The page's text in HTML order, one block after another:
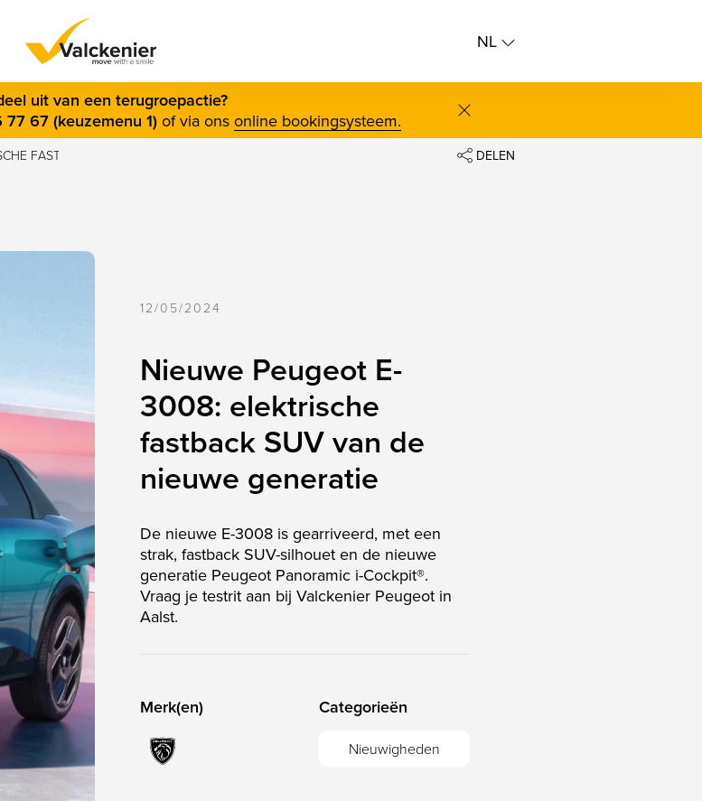
NL
uit van een terugroepactie?
67 (keuzemenu 1) of via ons online bookingsysteem. screenreader.close
FASTBACK SUV VAN DE NIEUWE GENERATIE
DELEN
12/05/2024
Nieuwe Peugeot E-
3008: elektrische
fastback SUV van de
nieuwe generatie
De nieuwe E-3008 is gearriveerd, met een
strak, fastback SUV-silhouet en de nieuwe
generatie Peugeot Panoramic i-Cockpit®.
Vraag je testrit aan bij Valckenier Peugeot in
Aalst.
Merk(en) Categorieën
Nieuwigheden